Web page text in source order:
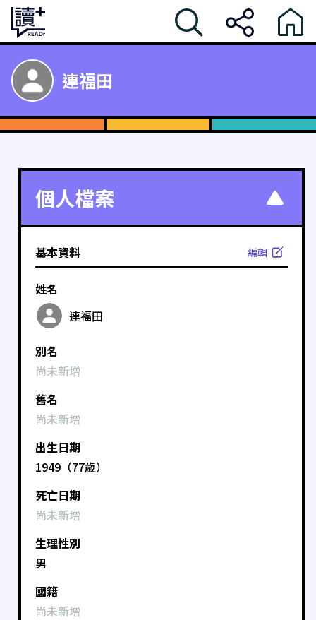
連福田
個人檔案
基本資料 編輯
姓名
連福田
別名
尚未新增
舊名
尚未新增
出生日期
1949（77歲）
死亡日期
尚未新增
生理性別
男
國籍
尚未新增